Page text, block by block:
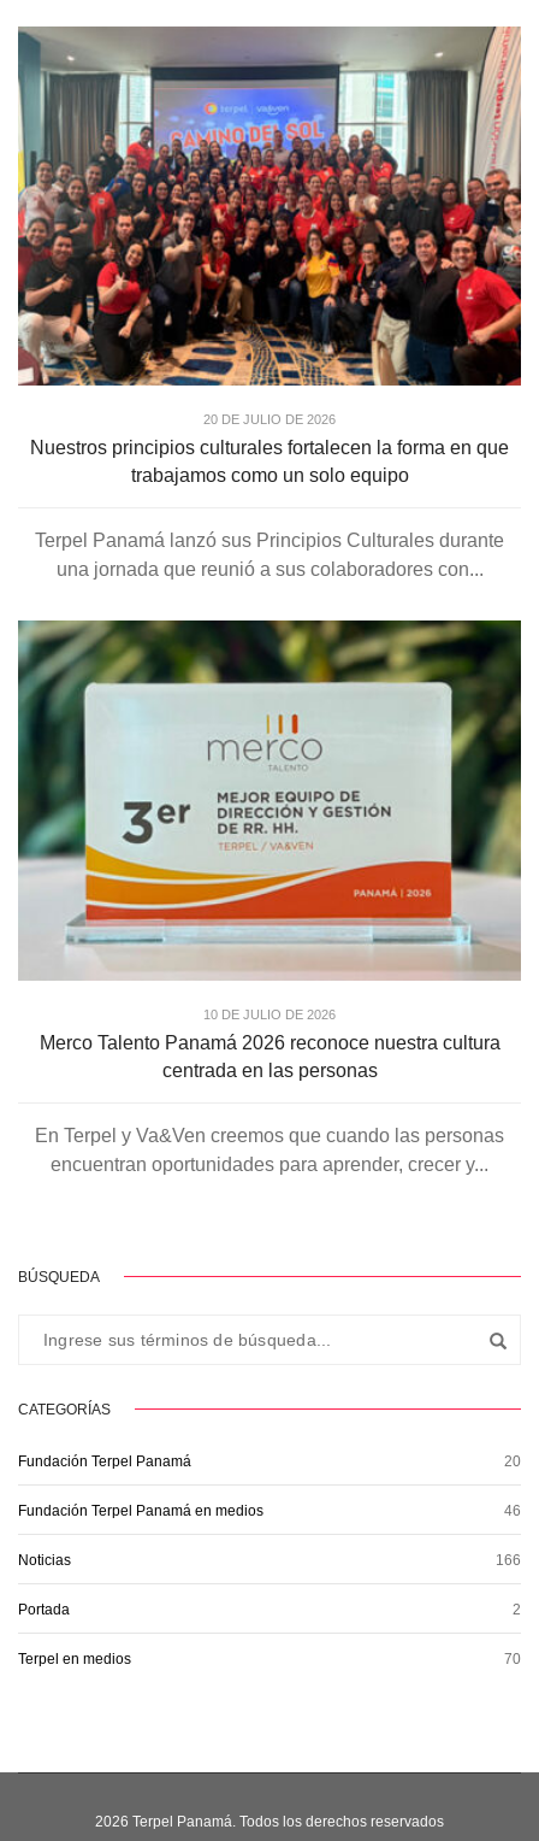
20 DE JULIO DE 2026
Nuestros principios culturales fortalecen la forma en que
trabajamos como un solo equipo
Terpel Panamá lanzó sus Principios Culturales durante
una jornada que reunió a sus colaboradores con...
10 DE JULIO DE 2026
Merco Talento Panamá 2026 reconoce nuestra cultura
centrada en las personas
En Terpel y Va&Ven creemos que cuando las personas
encuentran oportunidades para aprender, crecer y...
BÚSQUEDA
CATEGORÍAS
Fundación Terpel Panamá 20
Fundación Terpel Panamá en medios 46
Noticias 166
Portada 2
Terpel en medios 70
2026 Terpel Panamá. Todos los derechos reservados